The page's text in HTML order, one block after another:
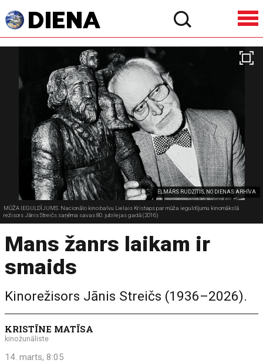
ELMĀRS RUDZĪTIS, NO DIENAS ARHĪVA
MŪŽA IEGULDĪJUMS. Nacionālo kino balvu Lielais Kristaps par mūža ieguldījumu kinomākslā
režisors Jānis Streičs saņēma savas 80. jubilejas gadā (2016)
Mans žanrs laikam ir
smaids
Kinorežisors Jānis Streičs (1936–2026).
KRISTĪNE MATĪSA
kinožunāliste
14. marts, 8:05